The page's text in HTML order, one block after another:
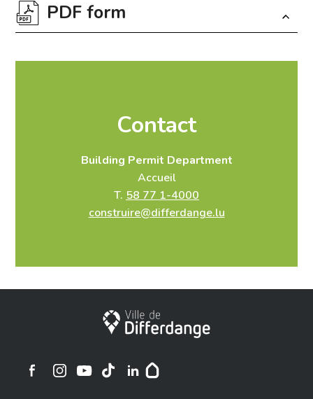
Fields marked with an
Personne de contact Infos projet
Travaux Documents à fournir
Personne de contact
Nom et prénom ou société
PDF form
Download the form in PDF format
Contact
Building Permit Department
Accueil
T. 58 77 1-4000
construire@differdange.lu
City of Differdange
Ville de Differdange sur Instagram